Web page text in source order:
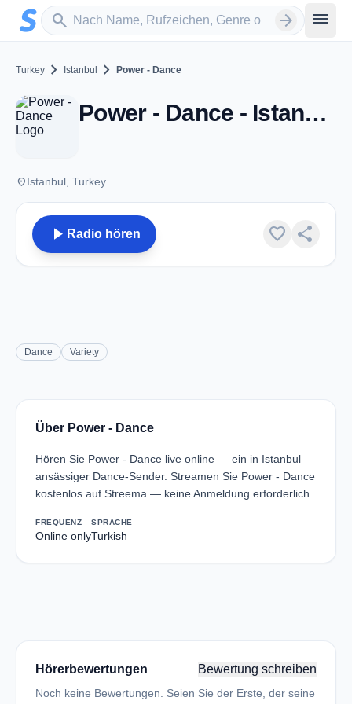
Zum Hauptinhalt springen
search
Sender suchen arrow_forward menu
Turkey chevron_right Istanbul chevron_right Power - Dance
Power - Dance - Istanbul
placeIstanbul, Turkey
play_arrow Radio hören favorite share
Dance Variety
Über Power - Dance
Hören Sie Power - Dance live online — ein in Istanbul
ansässiger Dance-Sender. Streamen Sie Power - Dance
kostenlos auf Streema — keine Anmeldung erforderlich.
FREQUENZ
Online only
SPRACHE
Turkish
Hörerbewertungen Bewertung schreiben
Noch keine Bewertungen. Seien Sie der Erste, der seine